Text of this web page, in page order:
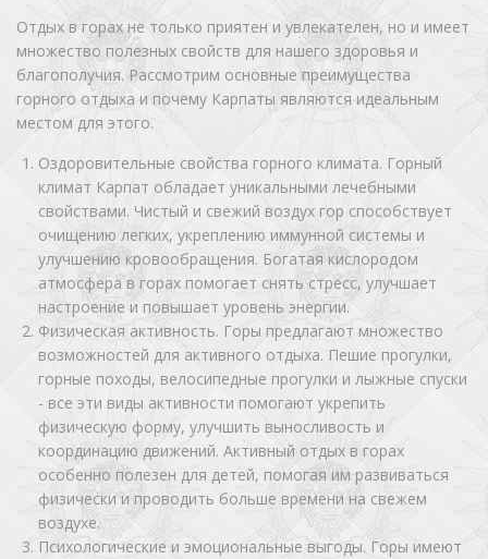
Отдых в горах не только приятен и увлекателен, но и имеет
множество полезных свойств для нашего здоровья и
благополучия. Рассмотрим основные преимущества
горного отдыха и почему Карпаты являются идеальным
местом для этого.
Оздоровительные свойства горного климата. Горный
климат Карпат обладает уникальными лечебными
свойствами. Чистый и свежий воздух гор способствует
очищению легких, укреплению иммунной системы и
улучшению кровообращения. Богатая кислородом
атмосфера в горах помогает снять стресс, улучшает
настроение и повышает уровень энергии.
Физическая активность. Горы предлагают множество
возможностей для активного отдыха. Пешие прогулки,
горные походы, велосипедные прогулки и лыжные спуски
- все эти виды активности помогают укрепить
физическую форму, улучшить выносливость и
координацию движений. Активный отдых в горах
особенно полезен для детей, помогая им развиваться
физически и проводить больше времени на свежем
воздухе.
Психологические и эмоциональные выгоды. Горы имеют